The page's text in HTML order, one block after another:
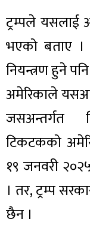
ट्रम्पले यसलाई
भएको बताए
नियन्त्रण हुने
अमेरिकाले
जसअन्तर्गत
टिकटकको
१९ जनवरी
। तर, ट्रम्प
छैन ।